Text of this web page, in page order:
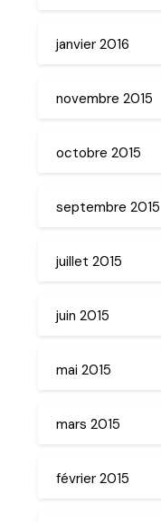
janvier 2016
novembre 2015
octobre 2015
septembre 2015
juillet 2015
juin 2015
mai 2015
mars 2015
février 2015